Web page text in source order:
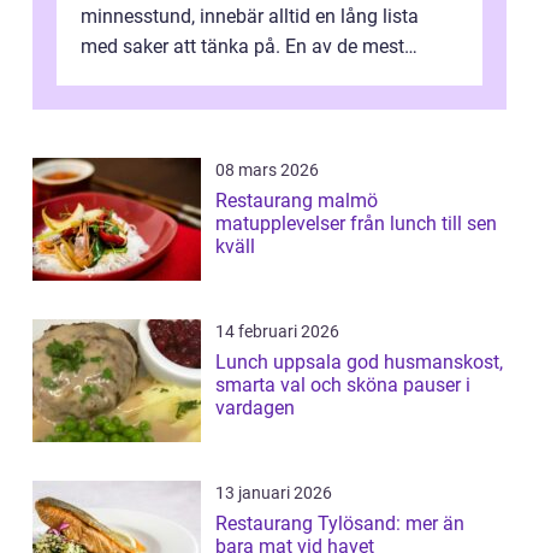
minnesstund, innebär alltid en lång lista
med saker att tänka på. En av de mest
08 mars 2026
Restaurang malmö
matupplevelser från lunch till sen
kväll
14 februari 2026
Lunch uppsala god husmanskost,
smarta val och sköna pauser i
vardagen
13 januari 2026
Restaurang Tylösand: mer än
bara mat vid havet